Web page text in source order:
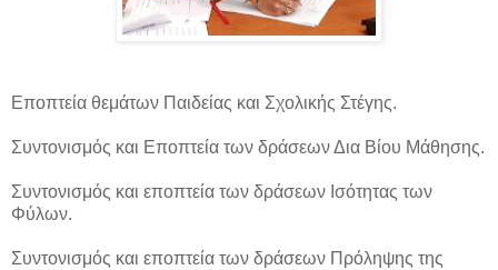
Εποπτεία θεμάτων Παιδείας και Σχολικής Στέγης.
Συντονισμός και Εποπτεία των δράσεων Δια Βίου Μάθησης.
Συντονισμός και εποπτεία των δράσεων Ισότητας των
Φύλων.
Συντονισμός και εποπτεία των δράσεων Πρόληψης της